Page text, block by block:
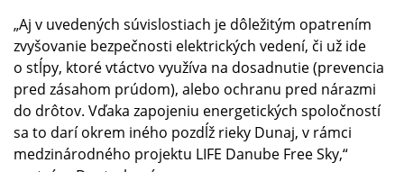
„Aj v uvedených súvislostiach je dôležitým opatrením
zvyšovanie bezpečnosti elektrických vedení, či už ide
o stĺpy, ktoré vtáctvo využíva na dosadnutie (prevencia
pred zásahom prúdom), alebo ochranu pred nárazmi
do drôtov. Vďaka zapojeniu energetických spoločností
sa to darí okrem iného pozdĺž rieky Dunaj, v rámci
medzinárodného projektu LIFE Danube Free Sky,“